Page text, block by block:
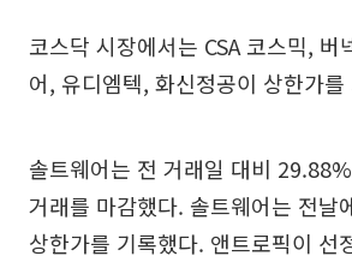
코스닥 시장에서는 CSA 코스믹, 버
어, 유디엠텍, 화신정공이 상한가를
솔트웨어는 전 거래일 대비
거래를 마감했다. 솔트웨어는 전날
상한가를 기록했다. 앤트로픽이 선